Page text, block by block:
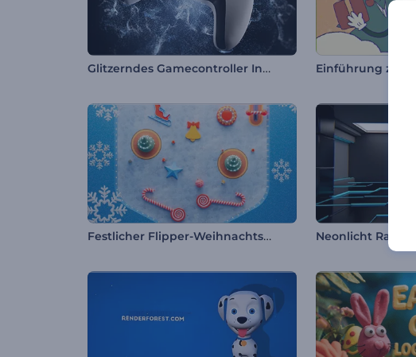
Glitzerndes Gamecontroller Intro
Festlicher Flipper-Weihnachtsgruß Neonlicht Raum